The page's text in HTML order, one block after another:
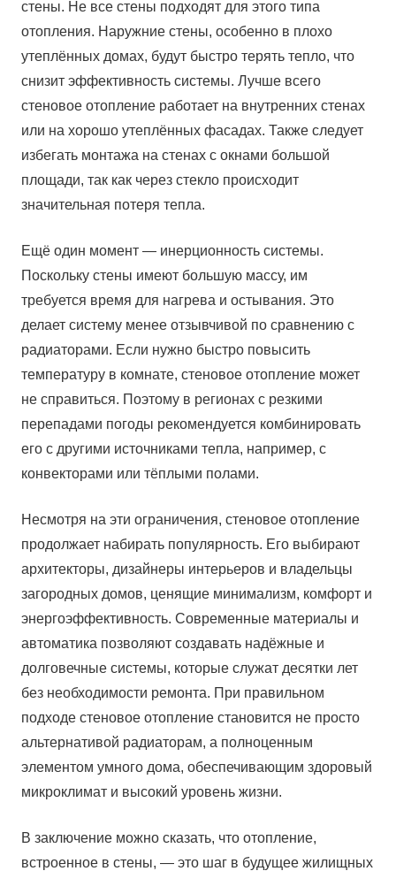
стены. Не все стены подходят для этого типа
отопления. Наружние стены, особенно в плохо
утеплённых домах, будут быстро терять тепло, что
снизит эффективность системы. Лучше всего
стеновое отопление работает на внутренних стенах
или на хорошо утеплённых фасадах. Также следует
избегать монтажа на стенах с окнами большой
площади, так как через стекло происходит
значительная потеря тепла.
Ещё один момент — инерционность системы.
Поскольку стены имеют большую массу, им
требуется время для нагрева и остывания. Это
делает систему менее отзывчивой по сравнению с
радиаторами. Если нужно быстро повысить
температуру в комнате, стеновое отопление может
не справиться. Поэтому в регионах с резкими
перепадами погоды рекомендуется комбинировать
его с другими источниками тепла, например, с
конвекторами или тёплыми полами.
Несмотря на эти ограничения, стеновое отопление
продолжает набирать популярность. Его выбирают
архитекторы, дизайнеры интерьеров и владельцы
загородных домов, ценящие минимализм, комфорт и
энергоэффективность. Современные материалы и
автоматика позволяют создавать надёжные и
долговечные системы, которые служат десятки лет
без необходимости ремонта. При правильном
подходе стеновое отопление становится не просто
альтернативой радиаторам, а полноценным
элементом умного дома, обеспечивающим здоровый
микроклимат и высокий уровень жизни.
В заключение можно сказать, что отопление,
встроенное в стены, — это шаг в будущее жилищных